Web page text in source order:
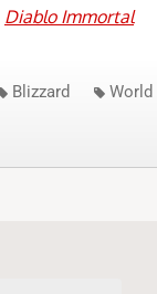
Diablo Immortal
Blizzard